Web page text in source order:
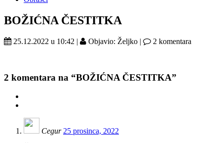
BOŽIĆNA ČESTITKA
25.12.2022 u 10:42 | Objavio: Željko | 2 komentara
2 komentara na “BOŽIĆNA ČESTITKA”
Cegur 25 prosinca, 2022